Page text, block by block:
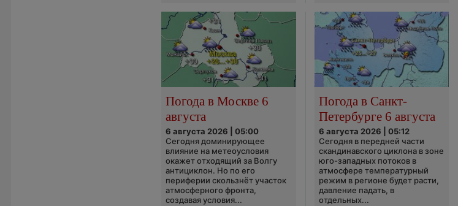
Погода в Москве 6
августа
6 августа 2026 | 05:00
Сегодня доминирующее
влияние на метеоусловия
окажет отходящий за Волгу
антициклон. Но по его
периферии скользнёт участок
атмосферного фронта,
создавая условия...
Погода в Санкт-
Петербурге 6 августа
6 августа 2026 | 05:12
Сегодня в передней части
скандинавского циклона в зоне
юго-западных потоков в
атмосфере температурный
режим в регионе будет расти,
давление падать, в
отдельных...